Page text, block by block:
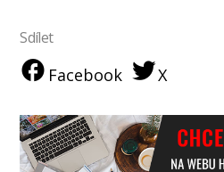
Sdílet
Facebook X